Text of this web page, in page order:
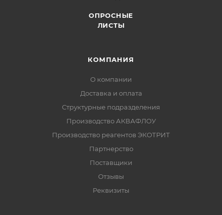
ОПРОСНЫЕ
ЛИСТЫ
КОМПАНИЯ
О компании
Доставка и оплата
Структурные подразделения
Производство АКВАФЛОУ
Производство реагентов ЭКОТРИТ
Партнерство
Поставщики
Отзывы
Реквизиты